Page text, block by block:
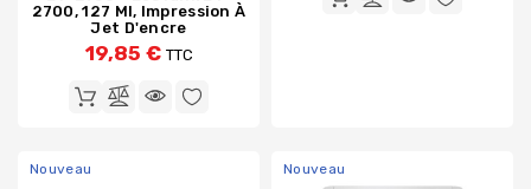
2700, 127 Ml, Impression À
Jet D'encre
19,85 € TTC
Nouveau Nouveau